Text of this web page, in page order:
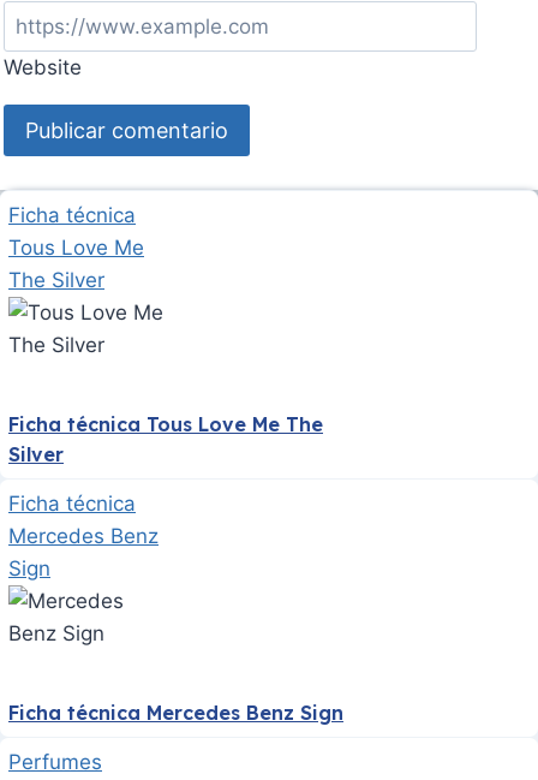
Website
Ficha técnica
Tous Love Me
The Silver
Ficha técnica Tous Love Me The
Silver
Ficha técnica
Mercedes Benz
Sign
Ficha técnica Mercedes Benz Sign
Perfumes